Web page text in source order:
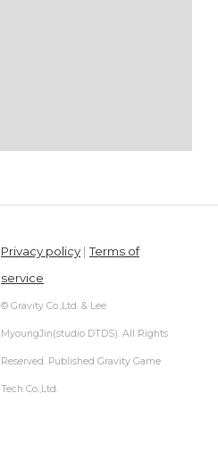
Privacy policy |Terms of
service
© Gravity Co.,Ltd. & Lee
MyoungJin(studio DTDS). All Rights
Reserved. Published Gravity Game
Tech Co.,Ltd.